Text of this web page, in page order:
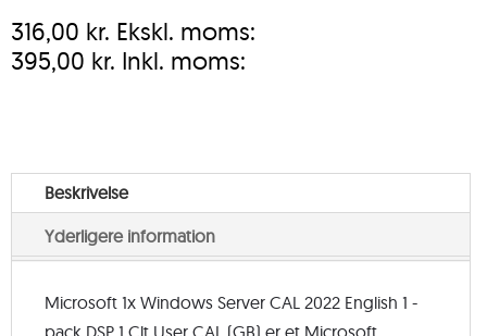
316,00 kr. Ekskl. moms:
395,00 kr. Inkl. moms:
Beskrivelse
Yderligere information
Microsoft 1x Windows Server CAL 2022 English 1 -
pack DSP 1 Clt User CAL (GB) er et Microsoft